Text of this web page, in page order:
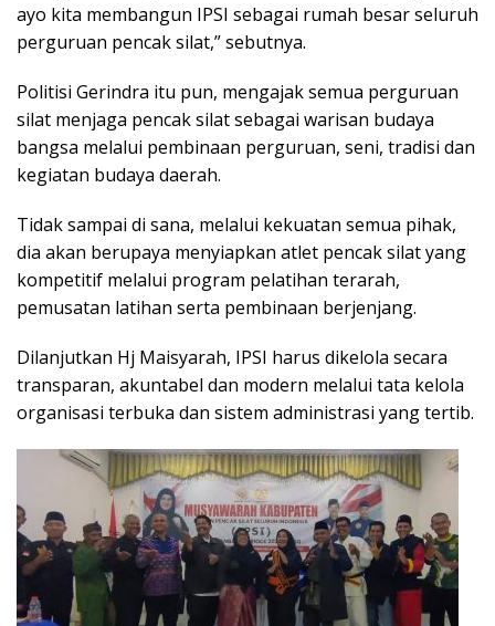
ayo kita membangun IPSI sebagai rumah besar seluruh
perguruan pencak silat,” sebutnya.
‎Politisi Gerindra itu pun, mengajak semua perguruan
silat menjaga pencak silat sebagai warisan budaya
bangsa melalui pembinaan perguruan, seni, tradisi dan
kegiatan budaya daerah.
‎Tidak sampai di sana, melalui kekuatan semua pihak,
dia akan berupaya menyiapkan atlet pencak silat yang
kompetitif melalui program pelatihan terarah,
pemusatan latihan serta pembinaan berjenjang.
‎Dilanjutkan Hj Maisyarah, IPSI harus dikelola secara
transparan, akuntabel dan modern melalui tata kelola
organisasi terbuka dan sistem administrasi yang tertib.